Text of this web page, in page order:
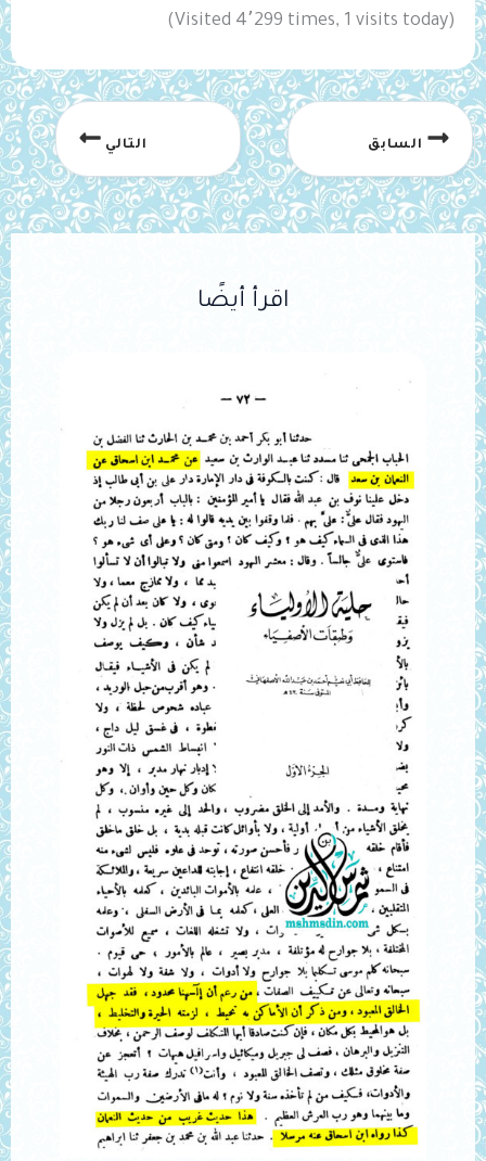
(Visited 4٬299 times, 1 visits today)
السابق التالي
اقرأ أيضًا